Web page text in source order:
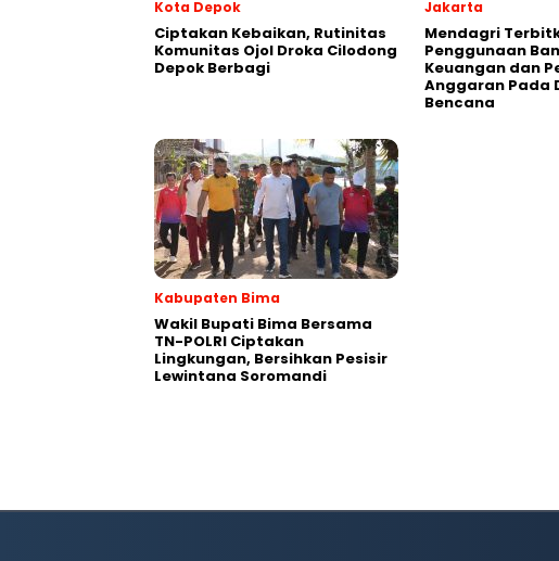
Kota Depok
Ciptakan Kebaikan, Rutinitas
Komunitas Ojol Droka Cilodong
Depok Berbagi
Jakarta
Mendagri
Penggunaan
Keuangan dan
Anggaran Pada
Bencana
Kabupaten Bima
Wakil Bupati Bima Bersama
TN-POLRI Ciptakan
Lingkungan, Bersihkan Pesisir
Lewintana Soromandi